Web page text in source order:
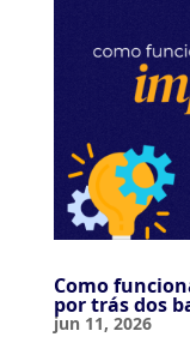
Como
por trás dos
jun 11, 2026